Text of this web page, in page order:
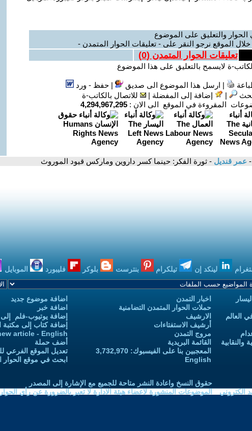
والتعليق على الموضوع
الموقع نرجو النقر على - تعليقات الحوار المتمدن -
تعليقات الحوار المتمدن (0
)
ة لايسمح بالتعليق على هذا الموضوع
| ارسل هذا الموضوع الى صديق |حفظ - ورد
| إضافة إلى المفضلة |
للاتصال بالكاتب-ة
المقروءة في الموقع الى الان : 4,294,967,295
- عمر قنديل - ثورة الفكر: حينما كسر داروين وماركس قيود الموروث
لينكد إن تيلكرام بنترست بلوكر فليبورد الموبايل
العالم
اخبار التمدن
حملات الحوار المتمدن التضامنية
الارشيف
أرشيف الاستفتاءات
مروج التمدن
القائمة البريدية
المعجبين بنا على الفيسبوك: 3,732,970
English
اضافة موضوع جديد
اضافة خبر
إضافة يوتيوب-فلم إلى
إضافة كتاب إلى مكتبة
article - English
أضف حملة
تعديل الموقع الفرعي
ابحث في موقع الحوار
الكتروني
حقوق النسخ واعادة النشر متاحة للجميع مع الإشارة إلى المصدر
الموضوعات المنشورة لاعضاء هيئة الادارة لا تعبر بالضرورة عن رأي